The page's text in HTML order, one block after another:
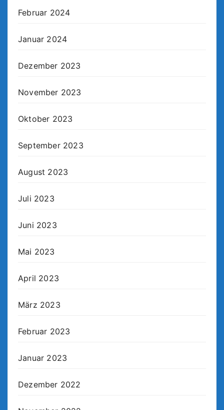
Februar 2024
Januar 2024
Dezember 2023
November 2023
Oktober 2023
September 2023
August 2023
Juli 2023
Juni 2023
Mai 2023
April 2023
März 2023
Februar 2023
Januar 2023
Dezember 2022